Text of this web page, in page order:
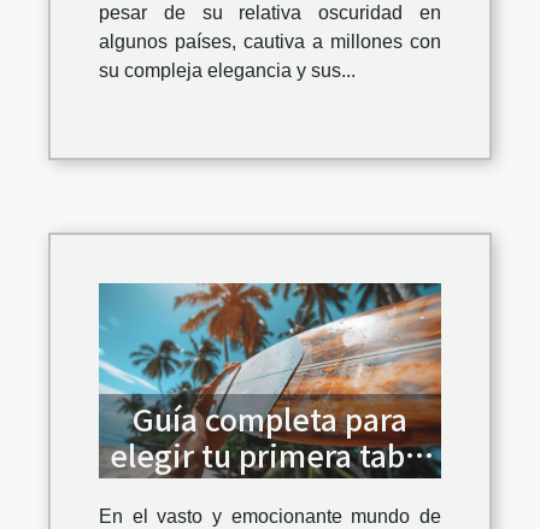
pesar de su relativa oscuridad en
algunos países, cautiva a millones con
su compleja elegancia y sus...
Guía completa para
elegir tu primera tabla
de paddle surf
En el vasto y emocionante mundo de